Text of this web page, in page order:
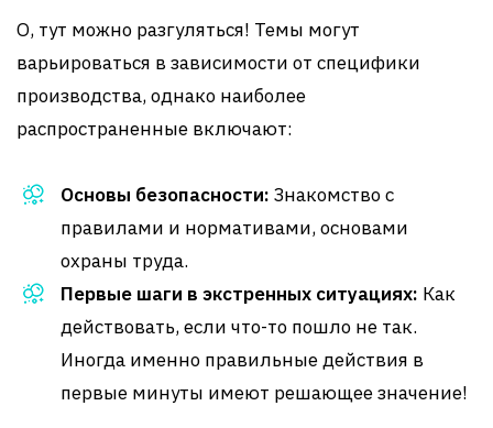
О, тут можно разгуляться! Темы могут
варьироваться в зависимости от специфики
производства, однако наиболее
распространенные включают:
Основы безопасности: Знакомство с
правилами и нормативами, основами
охраны труда.
Первые шаги в экстренных ситуациях: Как
действовать, если что-то пошло не так.
Иногда именно правильные действия в
первые минуты имеют решающее значение!